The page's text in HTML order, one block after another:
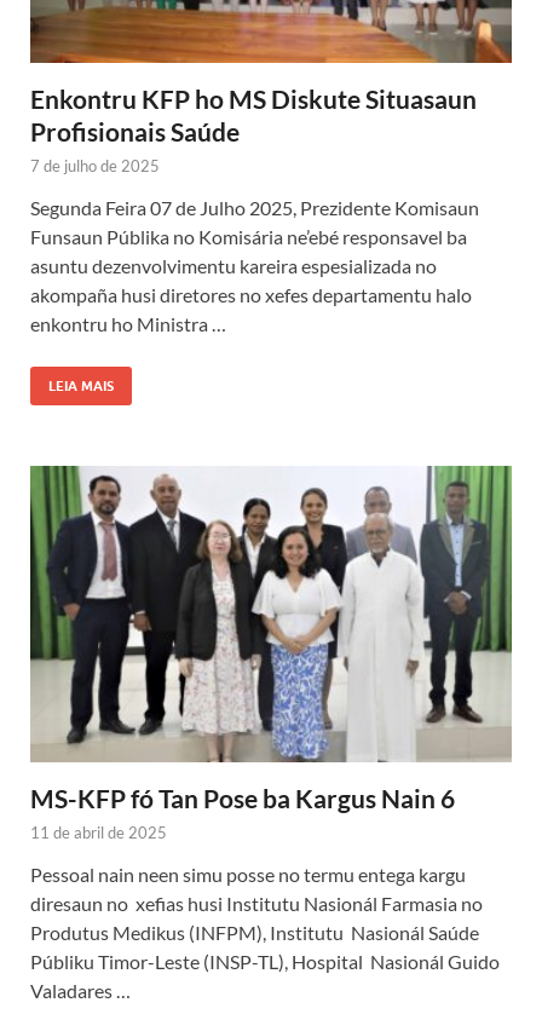
Enkontru KFP ho MS Diskute Situasaun
Profisionais Saúde
7 de julho de 2025
Segunda Feira 07 de Julho 2025, Prezidente Komisaun
Funsaun Públika no Komisária ne’ebé responsavel ba
asuntu dezenvolvimentu kareira espesializada no
akompaña husi diretores no xefes departamentu halo
enkontru ho Ministra …
LEIA MAIS
MS-KFP fó Tan Pose ba Kargus Nain 6
11 de abril de 2025
Pessoal nain neen simu posse no termu entega kargu
diresaun no xefias husi Institutu Nasionál Farmasia no
Produtus Medikus (INFPM), Institutu Nasionál Saúde
Públiku Timor-Leste (INSP-TL), Hospital Nasionál Guido
Valadares …